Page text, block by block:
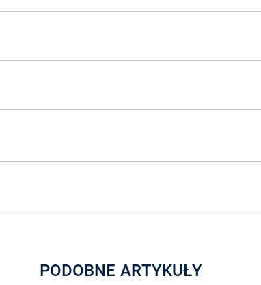
PODOBNE ARTYKUŁY